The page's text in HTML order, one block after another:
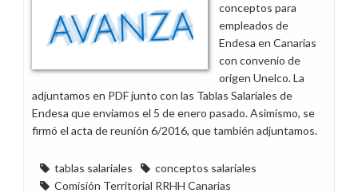
conceptos para
empleados de
Endesa en Canarias
con convenio de
origen Unelco. La
adjuntamos en PDF junto con las Tablas Salariales de
Endesa que enviamos el 5 de enero pasado. Asimismo, se
firmó el acta de reunión 6/2016, que también adjuntamos.
tablas salariales
conceptos salariales
Comisión Territorial RRHH Canarias